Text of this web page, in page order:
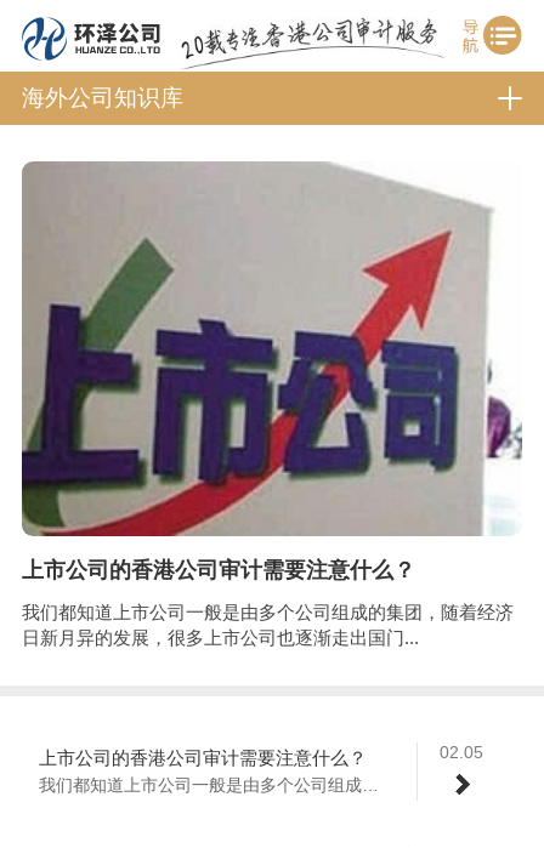
海外公司知识库
上市公司的香港公司审计需要注意什么？
我们都知道上市公司一般是由多个公司组成的集团，随着经济
日新月异的发展，很多上市公司也逐渐走出国门...
02.05
上市公司的香港公司审计需要注意什么？
我们都知道上市公司一般是由多个公司组成的...